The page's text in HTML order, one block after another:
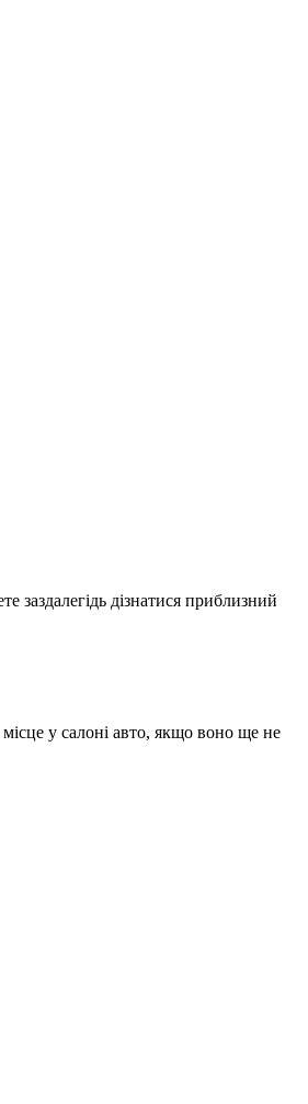
заздалегідь дізнатися приблизний
у салоні авто, якщо воно ще не